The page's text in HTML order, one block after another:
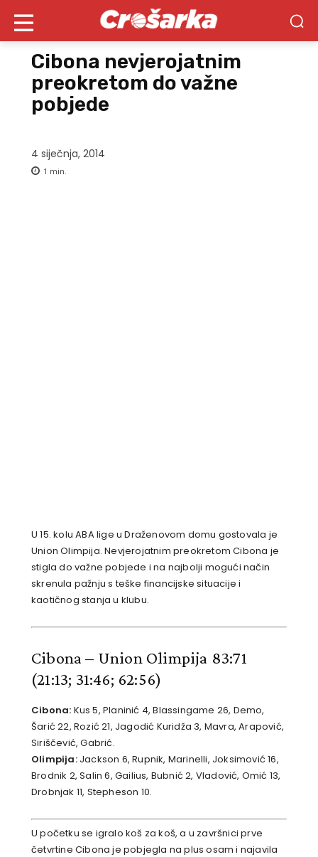
Cibona nevjerojatnim
preokretom do važne
pobjede
4 siječnja, 2014
1 min.
U 15. kolu ABA lige u Draženovom domu gostovala je
Union Olimpija. Nevjerojatnim preokretom Cibona je
stigla do važne pobjede i na najbolji mogući način
skrenula pažnju s teške financijske situacije i
kaotičnog stanja u klubu.
Cibona – Union Olimpija 83:71
(21:13; 31:46; 62:56)
Cibona: Kus 5, Planinić 4, Blassingame 26, Demo,
Šarić 22, Rozić 21, Jagodić Kuridža 3, Mavra, Arapović,
Siriščević, Gabrić.
Olimpija:Jackson 6, Rupnik, Marinelli, Joksimović 16,
Brodnik 2, Salin 6, Gailius, Bubnić 2, Vladović, Omić 13,
Drobnjak 11, Stepheson 10.
U početku se igralo koš za koš, a u završnici prve
četvrtine Cibona je pobjegla na plus osam i najavila